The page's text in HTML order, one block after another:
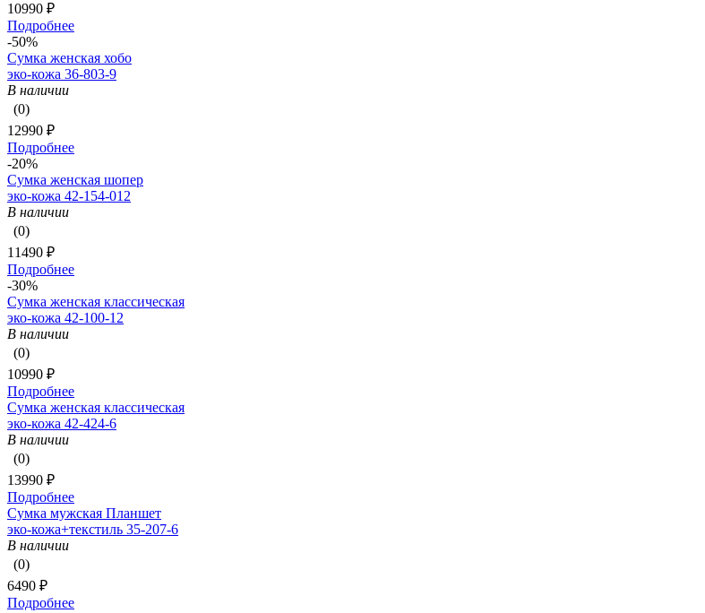
10990 ₽
Подробнее
-50%
Сумка женская хобо
эко-кожа 36-803-9
В наличии
(0)
12990 ₽
Подробнее
-20%
Сумка женская шопер
эко-кожа 42-154-012
В наличии
(0)
11490 ₽
Подробнее
-30%
Сумка женская классическая
эко-кожа 42-100-12
В наличии
(0)
10990 ₽
Подробнее
Сумка женская классическая
эко-кожа 42-424-6
В наличии
(0)
13990 ₽
Подробнее
Сумка мужская Планшет
эко-кожа+текстиль 35-207-6
В наличии
(0)
6490 ₽
Подробнее